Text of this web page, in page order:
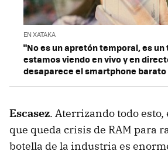
EN XATAKA
"No es un apretón temporal, es un
estamos viendo en vivo y en
desaparece el smartphone barato
Escasez. Aterrizando todo esto,
que queda crisis de RAM para
botella de la industria es